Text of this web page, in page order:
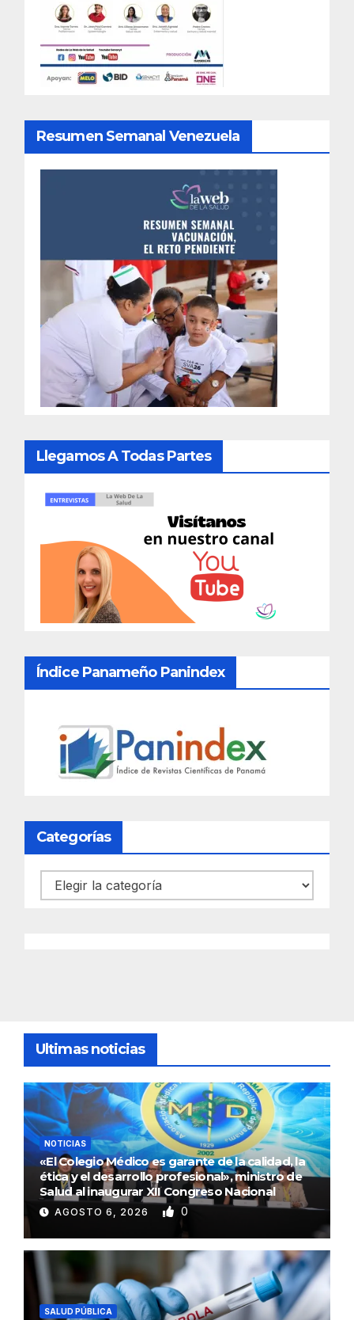
Resumen Semanal Venezuela
Llegamos A Todas Partes
Índice Panameño Panindex
Categorías
Categorías
Ultimas noticias
NOTICIAS
«El Colegio Médico es garante de la calidad, la
ética y el desarrollo profesional», ministro de
Salud al inaugurar XII Congreso Nacional
AGOSTO 6, 2026 0
SALUD PÚBLICA